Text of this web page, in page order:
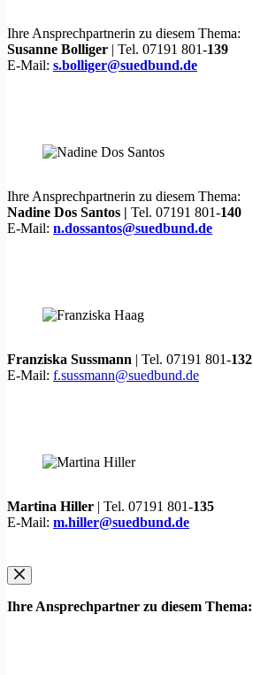
Ihre Ansprechpartnerin zu diesem Thema:
Susanne Bolliger | Tel. 07191 801-139
E-Mail: s.bolliger@suedbund.de
Ihre Ansprechpartnerin zu diesem Thema:
Nadine Dos Santos | Tel. 07191 801-140
E-Mail: n.dossantos@suedbund.de
Franziska Sussmann | Tel. 07191 801-132
E-Mail: f.sussmann@suedbund.de
Martina Hiller | Tel. 07191 801-135
E-Mail: m.hiller@suedbund.de
Ihre Ansprechpartner zu diesem Thema: